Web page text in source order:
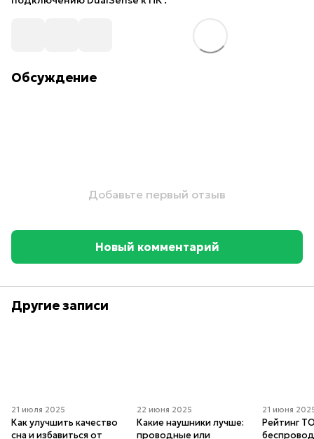
Обсуждение
Добавьте первый отзыв
Новый комментарий
Другие записи
21 июля 2025
Как улучшить качество
сна и избавиться от
22 июня 2025
Какие наушники лучше:
проводные или
21 июня
Рейтинг